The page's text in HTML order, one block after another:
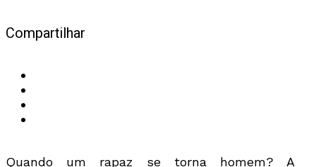
Compartilhar
Quando um rapaz se torna homem? A